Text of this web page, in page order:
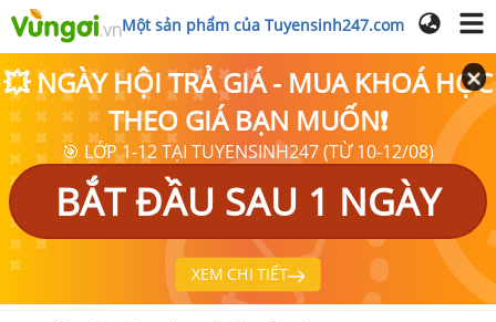
Một sản phẩm của Tuyensinh247.com
💥 NGÀY HỘI TRẢ GIÁ - MUA KHOÁ HỌC
THEO GIÁ BẠN MUỐN❗
🎯 LỚP 1-12 TẠI TUYENSINH247 (TỪ 10-12/08)
BẮT ĐẦU SAU 1 NGÀY
XEM CHI TIẾT